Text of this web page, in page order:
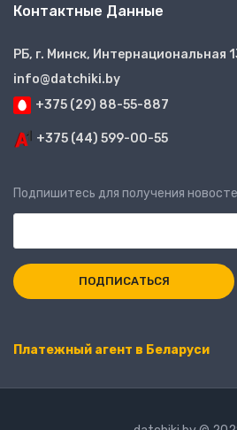
Контактные Данные
РБ, г. Минск, Интернациональная
info@datchiki.by
+375 (29) 88-55-887
+375 (44) 599-00-55
Подпишитесь для получения
Платежный агент в Беларуси